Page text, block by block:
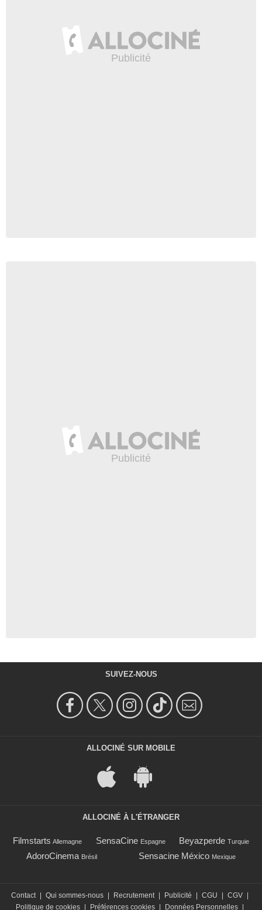
SUIVEZ-NOUS
ALLOCINÉ SUR MOBILE
ALLOCINÉ À L'ÉTRANGER
Filmstarts Allemagne SensaCine Espagne Beyazperde Turquie
AdoroCinema Brésil Sensacine México Mexique
Contact | Qui sommes-nous | Recrutement | Publicité | CGU | CGV |
Politique de cookies | Préférences cookies | Données Personnelles |